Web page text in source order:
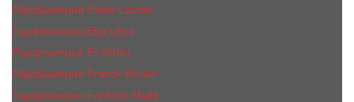
Парфюмерия Estee Lаudеr
Парфюмерия Etat Libre
Парфюмерия Ex Nihilo
Парфюмерия Franck Boclet
Парфюмерия Frеderic Mаlle